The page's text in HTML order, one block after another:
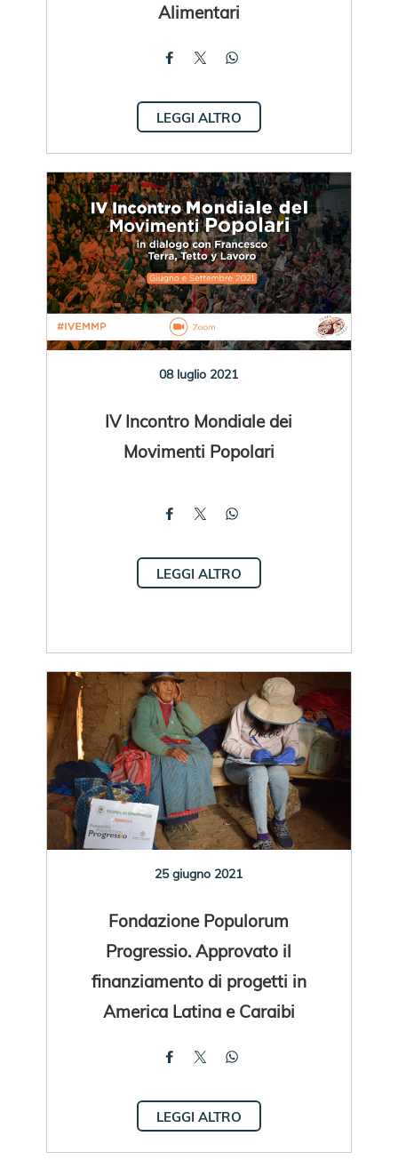
Alimentari
LEGGI ALTRO
08 luglio 2021
IV Incontro Mondiale dei
Movimenti Popolari
LEGGI ALTRO
25 giugno 2021
Fondazione Populorum
Progressio. Approvato il
finanziamento di progetti in
America Latina e Caraibi
LEGGI ALTRO